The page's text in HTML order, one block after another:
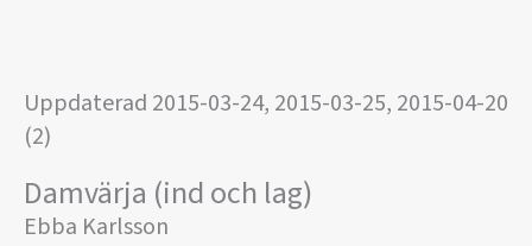
Uppdaterad 2015-03-24, 2015-03-25, 2015-04-20
(2)
Damvärja (ind och lag)
Ebba Karlsson